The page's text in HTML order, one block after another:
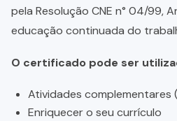
pela Resolução CNE n° 04/99,
educação continuada do
O certificado pode ser
Atividades
Enriquecer o seu currículo